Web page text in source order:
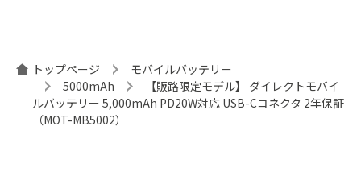
トップページ
モバイルバッテリー
5000mAh
【販路限定モデル】 ダイレクトモバイ
ルバッテリー 5,000mAh PD20W対応 USB-Cコネクタ 2年保証
（MOT-MB5002）